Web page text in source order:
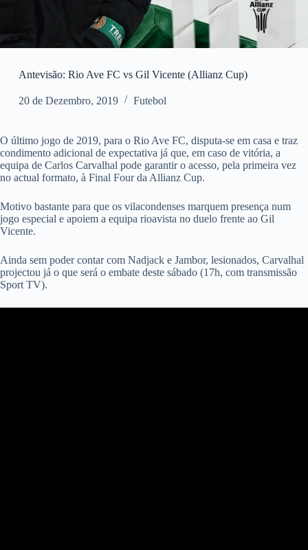
Antevisão: Rio Ave FC vs Gil Vicente (Allianz Cup)
20 de Dezembro, 2019 Futebol
O último jogo de 2019, para o Rio Ave FC, disputa-se em casa e traz
condimento adicional de expectativa já que, em caso de vitória, a
equipa de Carlos Carvalhal pode garantir o acesso, pela primeira vez
no actual formato, à Final Four da Allianz Cup.
Motivo bastante para que os vilacondenses marquem presença num
jogo especial e apoiem a equipa rioavista no duelo frente ao Gil
Vicente.
Ainda sem poder contar com Nadjack e Jambor, lesionados, Carvalhal
projectou já o que será o embate deste sábado (17h, com transmissão
Sport TV).